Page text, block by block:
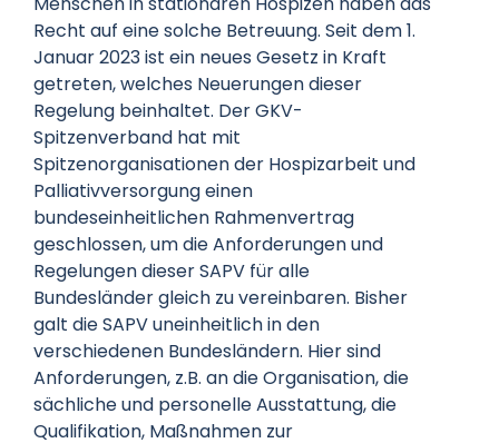
Recht auf eine solche Betreuung. Seit dem 1.
Januar 2023 ist ein neues Gesetz in Kraft
getreten, welches Neuerungen dieser
Regelung beinhaltet. Der GKV-
Spitzenverband hat mit
Spitzenorganisationen der Hospizarbeit und
Palliativversorgung einen
bundeseinheitlichen Rahmenvertrag
geschlossen, um die Anforderungen und
Regelungen dieser SAPV für alle
Bundesländer gleich zu vereinbaren. Bisher
galt die SAPV uneinheitlich in den
verschiedenen Bundesländern. Hier sind
Anforderungen, z.B. an die Organisation, die
sächliche und personelle Ausstattung, die
Qualifikation, Maßnahmen zur